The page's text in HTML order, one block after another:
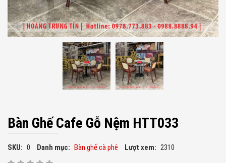
Bàn Ghế Cafe Gỗ Nệm HTT033
SKU: 0 Danh mục: Bàn ghế cà phê Lượt xem: 2310